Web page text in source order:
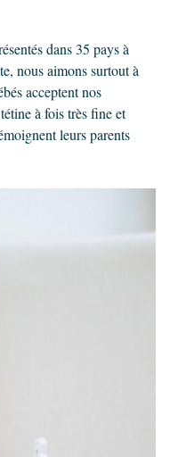
dans 35 pays à
nous aimons surtout à
acceptent nos
à fois très fine et
leurs parents